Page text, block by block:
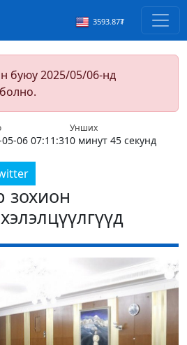
3593.87₮
буюу 2025/05/06-нд
06 07:11:31
Унших
0 минут 45 секунд